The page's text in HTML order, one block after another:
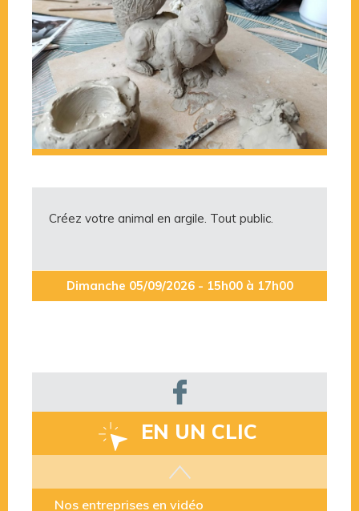
Créez votre animal en argile. Tout public.
Dimanche 05/09/2026 - 15h00 à 17h00
EN UN CLIC
Les aides disponibles